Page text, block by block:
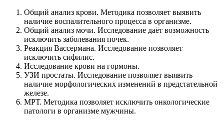
Общий анализ крови. Методика позволяет выявить
наличие воспалительного процесса в организме.
Общий анализ мочи. Исследование даёт возможность
исключить заболевания почек.
Реакция Вассермана. Исследование позволяет
исключить сифилис.
Исследование крови на гормоны.
УЗИ простаты. Исследование позволяет выявить
наличие морфологических изменений в предстательной
железе.
МРТ. Методика позволяет исключить онкологические
патологи в организме мужчины.